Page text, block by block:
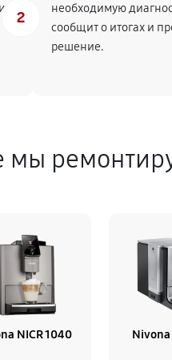
2
необходимую
сообщит о итогах и
решение.
мы
NICR 1040 Nivona